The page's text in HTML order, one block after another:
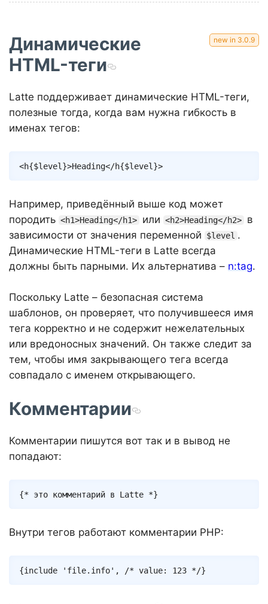
Динамические
HTML-теги
Latte поддерживает динамические HTML-теги,
полезные тогда, когда вам нужна гибкость в
именах тегов:
<h{$level }>Heading</h{$level }>
Например, приведённый выше код может
породить <h1>Heading</h1> или <h2>Heading</h2>
в
зависимости от значения переменной
$level .
Динамические HTML-теги в Latte всегда
должны быть парными. Их альтернатива – n:tag.
Поскольку Latte – безопасная система
шаблонов, он проверяет, что получившееся имя
тега корректно и не содержит нежелательных
или вредоносных значений. Он также следит за
тем, чтобы имя закрывающего тега всегда
совпадало с именем открывающего.
Комментарии
Комментарии пишутся вот так и в вывод не
попадают:
{* это комментарий в Latte *}
Внутри тегов работают комментарии PHP:
{include 'file.info' , /* value: 123 */}